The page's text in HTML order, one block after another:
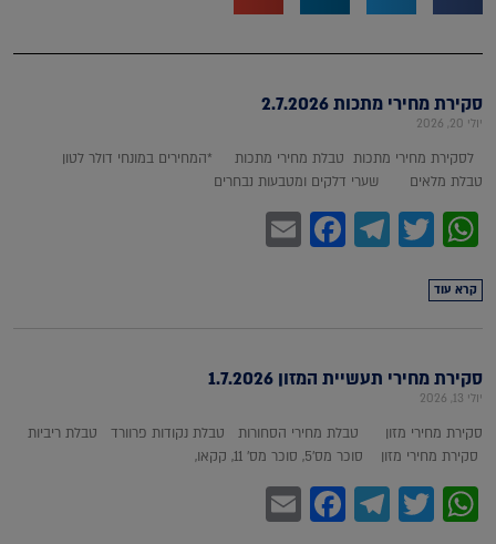
סקירת מחירי מתכות 2.7.2026
יולי 20, 2026
לסקירת מחירי מתכות טבלת מחירי מתכות *המחירים במונחי דולר לטון
טבלת מלאים שערי דלקים ומטבעות נבחרים
WhatsApp
Twitter
Telegram
Facebook
קרא עוד
סקירת מחירי תעשיית המזון 1.7.2026
יולי 13, 2026
סקירת מחירי מזון טבלת מחירי הסחורות טבלת נקודות פרוורד טבלת ריביות
סקירת מחירי מזון סוכר מס'5, סוכר מס' 11, קקאו,
WhatsApp
Twitter
Telegram
Facebook